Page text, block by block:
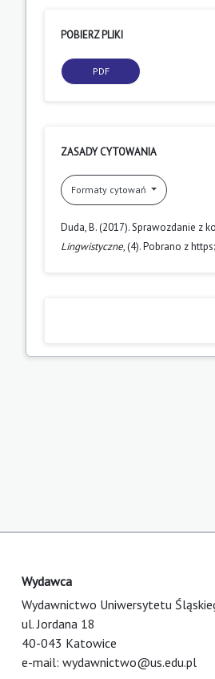
POBIERZ PLIKI
PDF
ZASADY CYTOWANIA
Formaty cytowań
Duda, B. (2017). Sprawozdanie z
Lingwistyczne, (4). Pobrano z
Wydawca
Wydawnictwo Uniwersytetu
ul. Jordana 18
40-043 Katowice
e-mail: wydawnictwo@us.edu.pl